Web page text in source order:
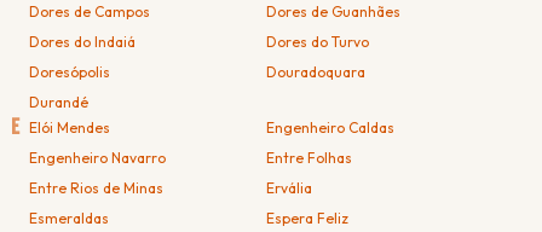
Dores de Campos
Dores de Guanhães
Dores do Indaiá
Dores do Turvo
Doresópolis
Douradoquara
Durandé
E Elói Mendes
Engenheiro Caldas
Engenheiro Navarro
Entre Folhas
Entre Rios de Minas
Ervália
Esmeraldas
Espera Feliz